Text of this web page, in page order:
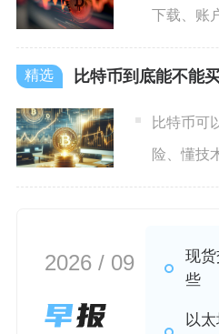
下载、账
法币C2C
比特币到底能不能
比特币可
险、懂技
的人；普
2026 / 09
现
些
以